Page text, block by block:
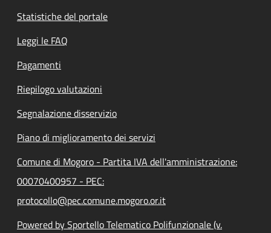
Statistiche del portale
Leggi le FAQ
Pagamenti
Riepilogo valutazioni
Segnalazione disservizio
Piano di miglioramento dei servizi
Comune di Mogoro - Partita IVA dell'amministrazione:
00070400957 - PEC:
protocollo@pec.comune.mogoro.or.it
Powered by Sportello Telematico Polifunzionale (v.